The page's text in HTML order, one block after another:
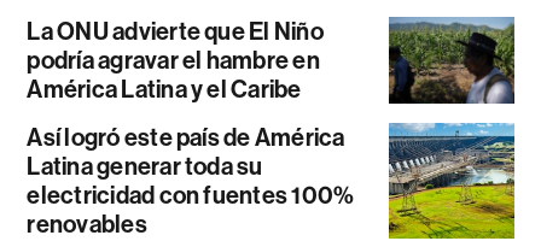
La ONU advierte que El Niño
podría agravar el hambre en
América Latina y el Caribe
Así logró este país de América
Latina generar toda su
electricidad con fuentes 100%
renovables